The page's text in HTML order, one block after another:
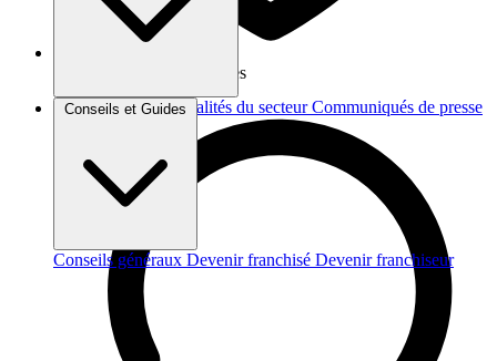
Brèves et actus Actualités du secteur Communiqués de presse
Conseils et Guides
Conseils généraux Devenir franchisé Devenir franchiseur
Vos données sont protégées